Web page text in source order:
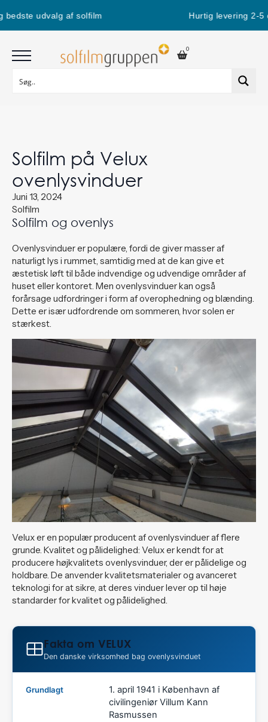
udvalg af solfilm Hurtig levering 2-5
0
Solfilm på Velux
ovenlysvinduer
Juni 13, 2024
Solfilm
Solfilm og ovenlys
Ovenlysvinduer er populære, fordi de giver masser af
naturligt lys i rummet, samtidig med at de kan give et
æstetisk løft til både indvendige og udvendige områder af
huset eller kontoret. Men ovenlysvinduer kan også
forårsage udfordringer i form af overophedning og blænding.
Dette er især udfordrende om sommeren, hvor solen er
stærkest.
Velux er en populær producent af ovenlysvinduer af flere
grunde. Kvalitet og pålidelighed: Velux er kendt for at
producere højkvalitets ovenlysvinduer, der er pålidelige og
holdbare. De anvender kvalitetsmaterialer og avanceret
teknologi for at sikre, at deres vinduer lever op til høje
standarder for kvalitet og pålidelighed.
Fakta om VELUX
Den danske virksomhed bag ovenlysvinduet
Grundlagt
1. april 1941 i København af
civilingeniør Villum Kann
Rasmussen